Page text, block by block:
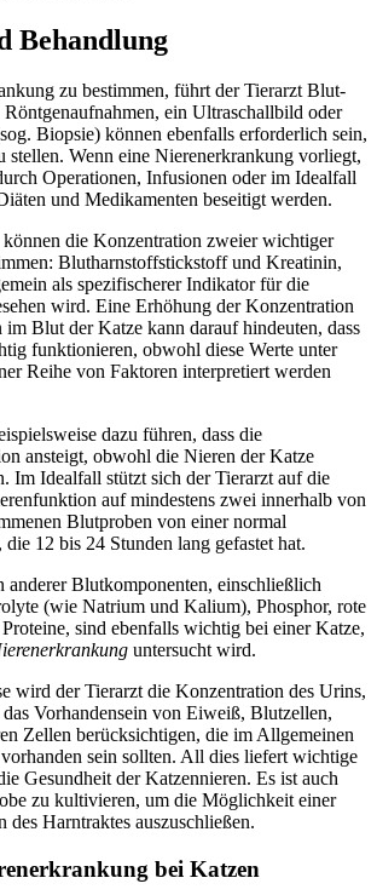
Behandlung
zu bestimmen, führt der Tierarzt Blut-
ein Ultraschallbild oder
Biopsie) können ebenfalls erforderlich sein,
stellen. Wenn eine Nierenerkrankung vorliegt,
Operationen, Infusionen oder im Idealfall
und Medikamenten beseitigt werden.
die Konzentration zweier wichtiger
Blutharnstoffstickstoff und Kreatinin,
als spezifischerer Indikator für die
wird. Eine Erhöhung der Konzentration
im Blut der Katze kann darauf hindeuten, dass
funktionieren, obwohl diese Werte unter
Reihe von Faktoren interpretiert werden
dazu führen, dass die
ansteigt, obwohl die Nieren der Katze
Im Idealfall stützt sich der Tierarzt auf die
auf mindestens zwei innerhalb von
Blutproben von einer normal
12 bis 24 Stunden lang gefastet hat.
anderer Blutkomponenten, einschließlich
(wie Natrium und Kalium), Phosphor, rote
sind ebenfalls wichtig bei einer Katze,
untersucht wird.
wird der Tierarzt die Konzentration des Urins,
Vorhandensein von Eiweiß, Blutzellen,
Zellen berücksichtigen, die im Allgemeinen
sein sollten. All dies liefert wichtige
Gesundheit der Katzennieren. Es ist auch
zu kultivieren, um die Möglichkeit einer
Harntraktes auszuschließen.
bei Katzen